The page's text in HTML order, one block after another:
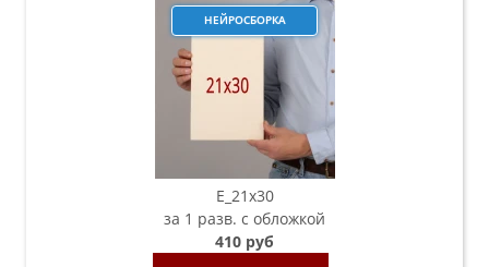
НЕЙРОСБОРКА
E_21х30
за 1 разв. с обложкой
410 руб